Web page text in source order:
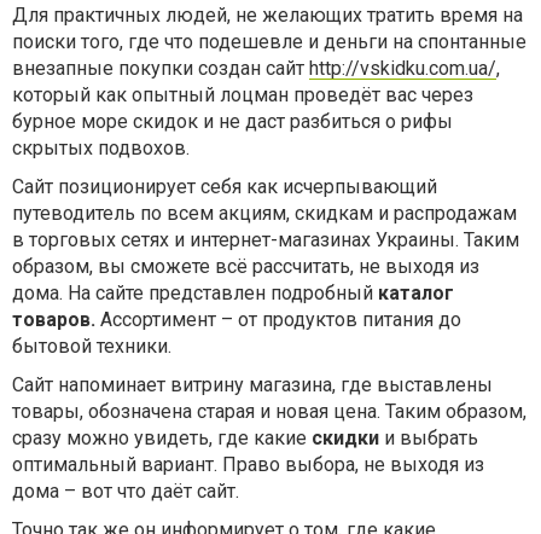
Для практичных людей, не желающих тратить время на
поиски того, где что подешевле и деньги на спонтанные
внезапные покупки создан сайт http://vskidku.com.ua/,
который как опытный лоцман проведёт вас через
бурное море скидок и не даст разбиться о рифы
скрытых подвохов.
Сайт позиционирует себя как исчерпывающий
путеводитель по всем акциям, скидкам и распродажам
в торговых сетях и интернет-магазинах Украины. Таким
образом, вы сможете всё рассчитать, не выходя из
дома. На сайте представлен подробный каталог
товаров. Ассортимент – от продуктов питания до
бытовой техники.
Сайт напоминает витрину магазина, где выставлены
товары, обозначена старая и новая цена. Таким образом,
сразу можно увидеть, где какие скидки и выбрать
оптимальный вариант. Право выбора, не выходя из
дома – вот что даёт сайт.